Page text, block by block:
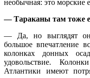
необычная: это
— Тараканы там тоже
— Да, но выглядят
большое впечатление
колонках донных
удовольствие.
Атлантики имеют